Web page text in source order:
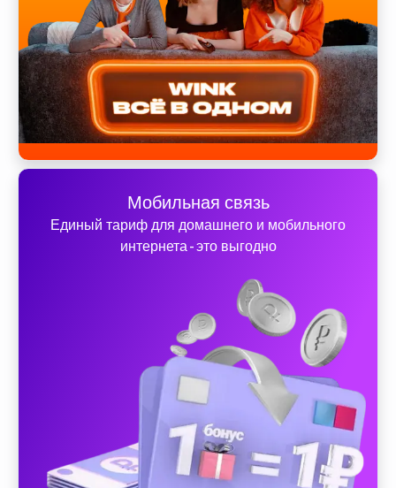
Мобильная связь
Единый тариф для домашнего и мобильного
интернета - это выгодно